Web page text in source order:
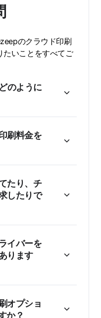
のクラウド印刷
たいことをすべてご
のように
刷料金を
たり、チ
したりで
イバーを
ります
オプショ
か？